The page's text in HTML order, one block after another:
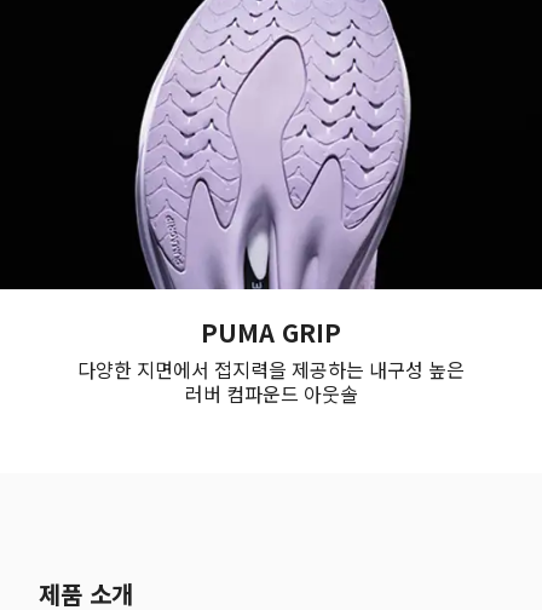
PUMA GRIP
다양한 지면에서 접지력을 제공하는 내구성 높은
러버 컴파운드 아웃솔
제품 소개